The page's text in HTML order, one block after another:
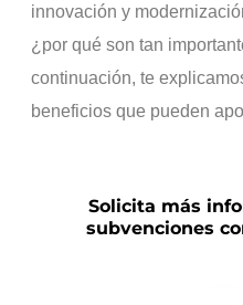
innovación y
¿por qué son tan
continuación, te
beneficios que pueden
Solicita más
subvenciones